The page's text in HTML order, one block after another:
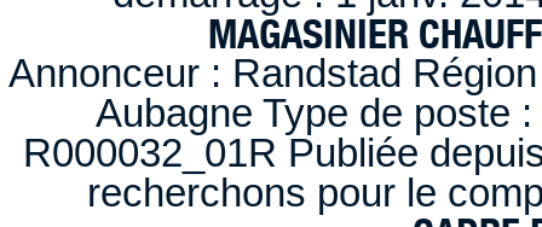
MAGASINIER
Annonceur : Randstad
Aubagne Type de poste
R000032_01R Publiée
recherchons pour le